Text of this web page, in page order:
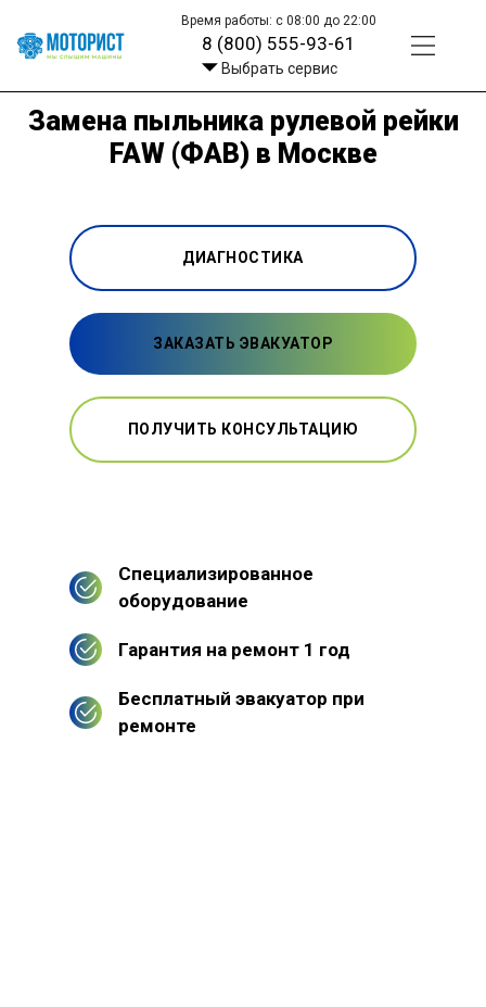
Время работы: с 08:00 до 22:00
8 (800) 555-93-61
Выбрать сервис
Замена пыльника рулевой рейки
FAW (ФАВ) в Москве
ДИАГНОСТИКА
ЗАКАЗАТЬ ЭВАКУАТОР
ПОЛУЧИТЬ КОНСУЛЬТАЦИЮ
Специализированное
оборудование
Гарантия на ремонт 1 год
Бесплатный эвакуатор при
ремонте